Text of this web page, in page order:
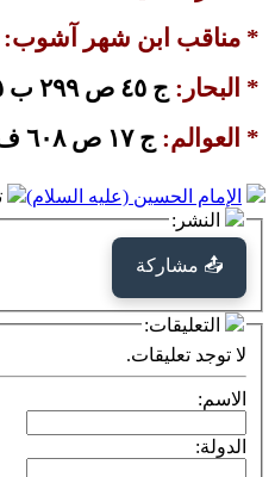
* مناقب ابن شهر آشوب:
* البحار: ج ٤٥ ص ٢٩٩ ب ٤٥ ح ١٠ - عن المناقب.
* العوالم: ج ١٧ ص ٦٠٨ ف ٢١ ب ٩ ح ٣ - عن المناقب.
الإمام الحسين (عليه السلام)
النشر:
📤 مشاركة
التعليقات:
لا توجد تعليقات.
الاسم:
الدولة: